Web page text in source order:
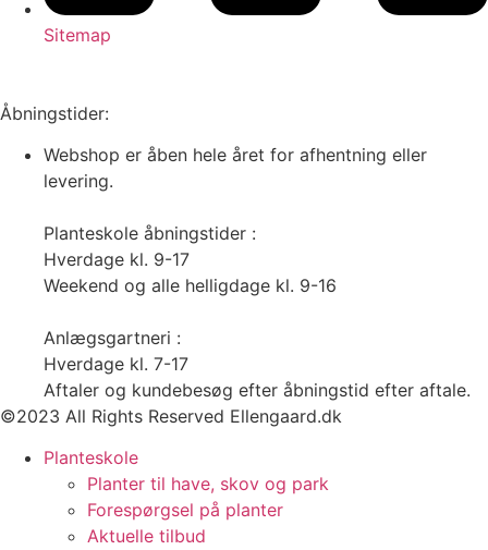
Sitemap
Åbningstider:
Webshop er åben hele året for afhentning eller
levering.
Planteskole åbningstider :
Hverdage kl. 9-17
Weekend og alle helligdage kl. 9-16
Anlægsgartneri :
Hverdage kl. 7-17
Aftaler og kundebesøg efter åbningstid efter aftale.
©2023 All Rights Reserved Ellengaard.dk
Planteskole
Planter til have, skov og park
Forespørgsel på planter
Aktuelle tilbud